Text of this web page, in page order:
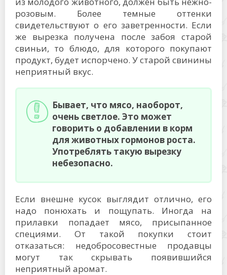
розовым. Более темные оттенки
свидетельствуют о его заветренности. Если
же вырезка получена после забоя старой
свиньи, то блюдо, для которого покупают
продукт, будет испорчено. У старой свинины
неприятный вкус.
Бывает, что мясо, наоборот,
очень светлое. Это может
говорить о добавлении в корм
для животных гормонов роста.
Употреблять такую вырезку
небезопасно.
Если внешне кусок выглядит отлично, его
надо понюхать и пощупать. Иногда на
прилавки попадает мясо, присыпанное
специями. От такой покупки стоит
отказаться: недобросовестные продавцы
могут так скрывать появившийся
неприятный аромат.